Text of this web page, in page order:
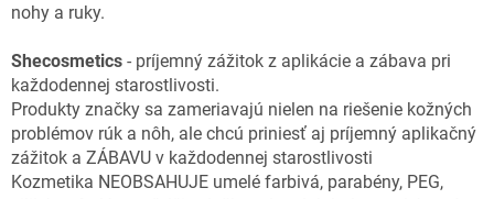
nohy a ruky.
Shecosmetics - príjemný zážitok z aplikácie a zábava pri
každodennej starostlivosti.
Produkty značky sa zameriavajú nielen na riešenie kožných
problémov rúk a nôh, ale chcú priniesť aj príjemný aplikačný
zážitok a ZÁBAVU v každodennej starostlivosti
Kozmetika NEOBSAHUJE umelé farbivá, parabény, PEG,